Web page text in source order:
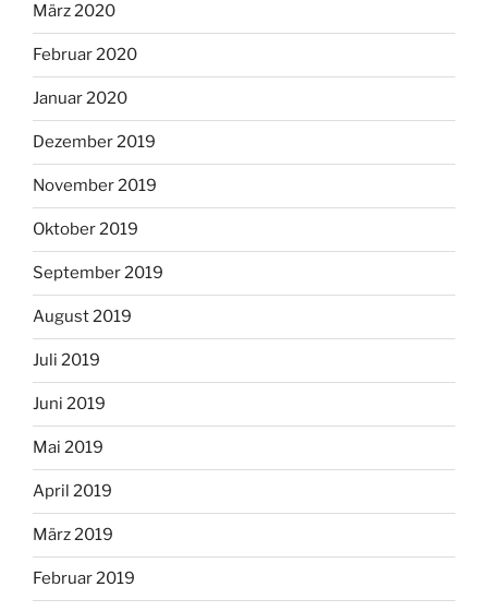
März 2020
Februar 2020
Januar 2020
Dezember 2019
November 2019
Oktober 2019
September 2019
August 2019
Juli 2019
Juni 2019
Mai 2019
April 2019
März 2019
Februar 2019